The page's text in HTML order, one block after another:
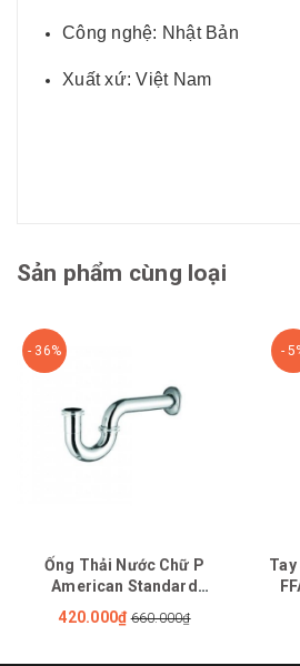
Công nghệ: Nhật Bản
Xuất xứ: Việt Nam
Sản phẩm cùng loại
- 36%
Ống Thải Nước Chữ P
American Standard
FFAS3939E 340mm
420.000₫ 660.000₫
-